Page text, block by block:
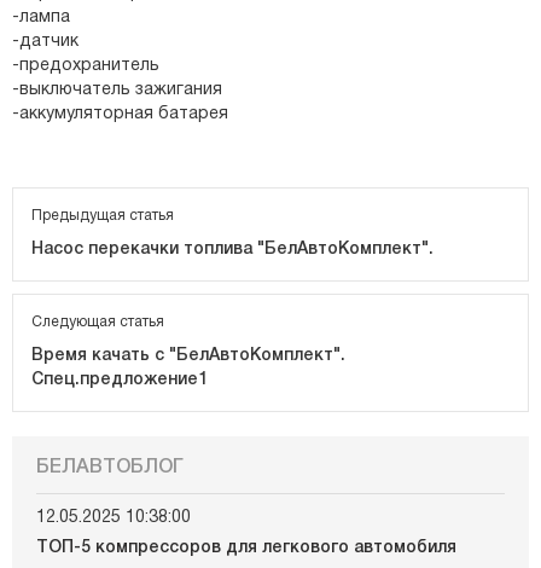
БЕЛАВТОБЛОГ
12.05.2025 10:38:00
ТОП-5 компрессоров для легкового автомобиля
-лампа
-датчик
-предохранитель
-выключатель зажигания
-аккумуляторная батарея
Предыдущая статья
Насос перекачки топлива "БелАвтоКомплект".
Следующая статья
Время качать с "БелАвтоКомплект".
Спец.предложение1